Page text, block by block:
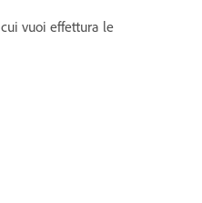
vuoi effettura le